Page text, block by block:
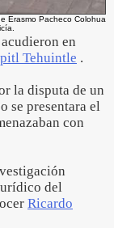
Erasmo Pacheco Colohua
en
Tehuintle .
la disputa de un
se presentara el
con
del
Ricardo